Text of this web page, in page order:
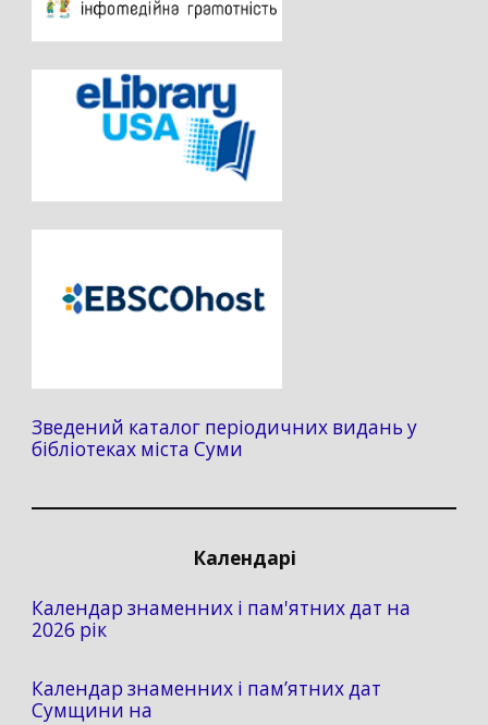
Зведений каталог періодичних видань у
бібліотеках міста Суми
Календарі
Календар знаменних і пам'ятних дат на
2026 рік
Календар знаменних і пам’ятних дат
Сумщини на